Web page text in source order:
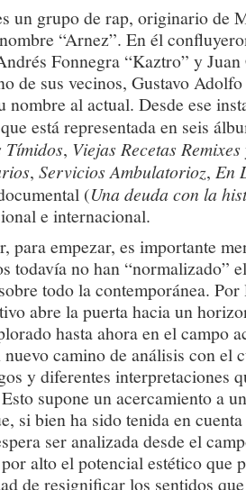
un grupo de rap, originario de
“Arnez”. En él
Fonnegra “Kaztro” y
de sus vecinos, Gustavo
nombre al actual. Desde ese
está representada en seis
Tímidos, Viejas Recetas
, Servicios Ambulatorioz, En
(Una deuda con la
e internacional.
para empezar, es importante
todavía no han “normalizado”
todo la contemporánea. Por
abre la puerta hacia un
hasta ahora en el campo
camino de análisis con el
y diferentes interpretaciones
supone un acercamiento a
si bien ha sido tenida en
ser analizada desde el
alto el potencial estético que
de resignificar los sentidos